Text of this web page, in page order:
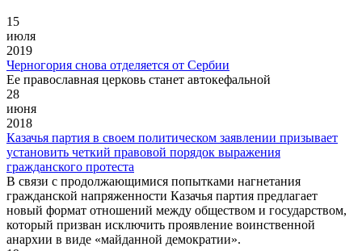
15
июля
2019
Черногория снова отделяется от Сербии
Ее православная церковь станет автокефальной
28
июня
2018
Казачья партия в своем политическом заявлении призывает
установить четкий правовой порядок выражения
гражданского протеста
В связи с продолжающимися попытками нагнетания
гражданской напряженности Казачья партия предлагает
новый формат отношений между обществом и государством,
который призван исключить проявление воинственной
анархии в виде «майданной демократии».